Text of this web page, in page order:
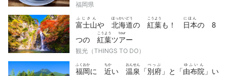
福岡県
富士山
ふじさん
や 北海道
ほっかいどう
の 紅葉
こうよう
も！ 日本
にほん
の 8
つの 紅葉
こうよう
ツアー
tour
観光（THINGS TO DO）
福岡
ふくおか
に 近
ちか
い 温泉
おんせん
「別府
べっぷ
」と「由布院
ゆふいん
」い